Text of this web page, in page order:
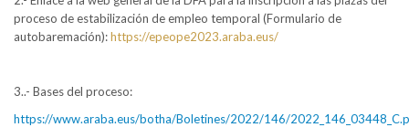
proceso de estabilización de empleo temporal (Formulario de
autobaremación):https://epeope2023.araba.eus/
3..- Bases del proceso:
https://www.araba.eus/botha/Boletines/2022/146/